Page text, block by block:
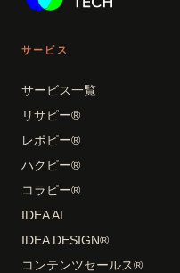
サービス
サービス一覧
リサピー®
レポピー®
ハクピー®
コラピー®
IDEA AI
IDEA DESIGN®
コンテンツセールス®